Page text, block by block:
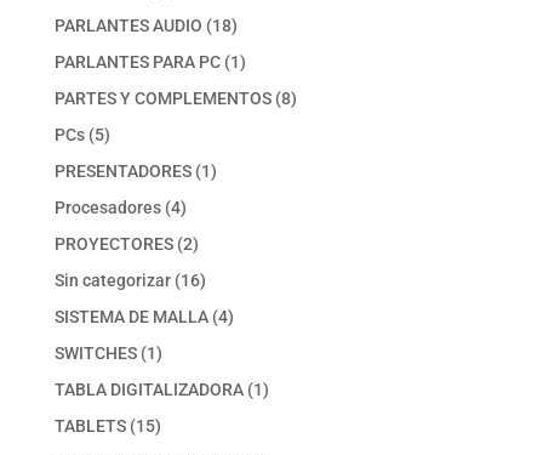
productos
PARLANTES AUDIO 1818
productos
PARLANTES PARA PC 11
producto
PARTES Y COMPLEMENTOS 88
PCs 55
productos
PRESENTADORES 11
Procesadores 44
productos
PROYECTORES 22
productos
Sin categorizar 1616
productos
SISTEMA DE MALLA 44
SWITCHES 11
producto
TABLA DIGITALIZADORA 11
TABLETS 1515